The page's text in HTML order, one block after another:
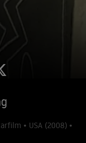
• USA (2008) •